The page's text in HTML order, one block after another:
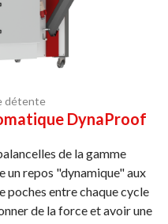
détente
DynaProof
de la gamme
un repos "dynamique" aux
poches entre chaque cycle
de la force et avoir une